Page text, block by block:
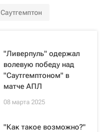
Саутгемптон
"Ливерпуль" одержал
волевую победу над
"Саутгемптоном" в
матче АПЛ
08 марта 2025
"Как такое возможно?‍"